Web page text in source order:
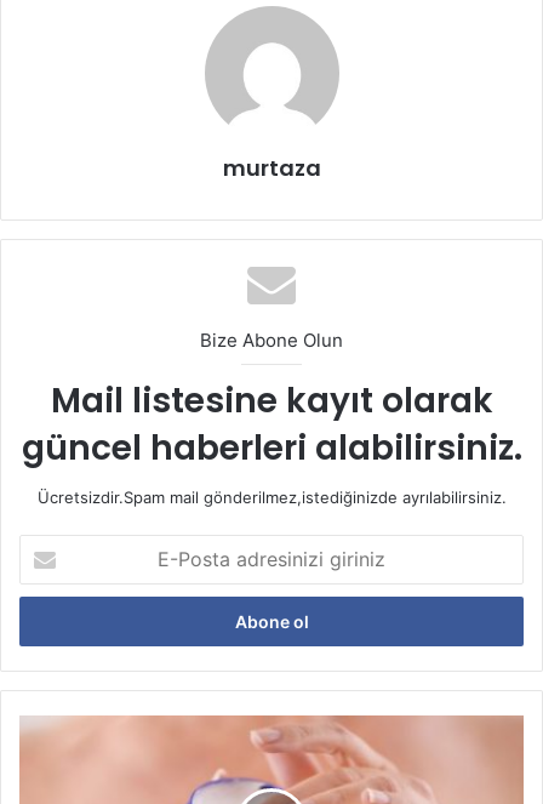
rahatsızlıklarını araştırmış ve vücudunda 100’den fazla ben
bulunan kadınların sadece kollarında 7’den fazla ben
gördüklerini ve cilt kanseri riskini taşıdıklarının kanısına
Bu araştırmanın diğer tarafında da sigara kullanan kişilerde
Benlerin Çıkarılması Tehlikeli
Bir Durum Mudur?
Benlerin cilt kanseri taşıdığı riskiaraştırılmadan öncede,
bu benlerin vücuttan çıkarılmaması gerektiğini hekimler
tarafından bilmekteydik fakat bazı rahatsız eden benler
murtaza
Bize Abone Olun
Mail listesine kayıt olarak
güncel haberleri alabilirsiniz.
Ücretsizdir.Spam mail gönderilmez,istediğinizde ayrılabilirsiniz.
Posta
adresinizi
Vazelinin